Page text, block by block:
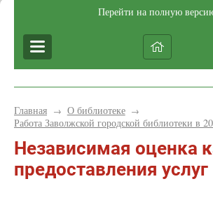
Перейти на полную
Главная → О библиотеке →
Работа Заволжской городской библиотеки в
Независимая оценка
предоставления услуг